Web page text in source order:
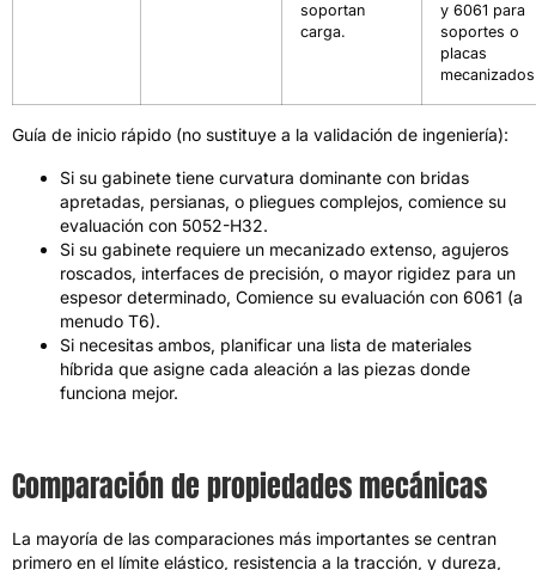
soportan
carga.
y 6061 para
soportes o
placas
mecanizados
Guía de inicio rápido (no sustituye a la validación de ingeniería):
Si su gabinete tiene curvatura dominante con bridas
apretadas, persianas, o pliegues complejos, comience su
evaluación con 5052-H32.
Si su gabinete requiere un mecanizado extenso, agujeros
roscados, interfaces de precisión, o mayor rigidez para un
espesor determinado, Comience su evaluación con 6061 (a
menudo T6).
Si necesitas ambos, planificar una lista de materiales
híbrida que asigne cada aleación a las piezas donde
funciona mejor.
Comparación de propiedades mecánicas
La mayoría de las comparaciones más importantes se centran
primero en el límite elástico, resistencia a la tracción, y dureza,